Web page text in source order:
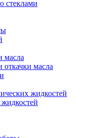
стеклами
масла
откачки масла
жидкостей